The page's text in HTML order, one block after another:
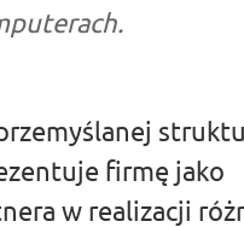
firmę jako
w realizacji